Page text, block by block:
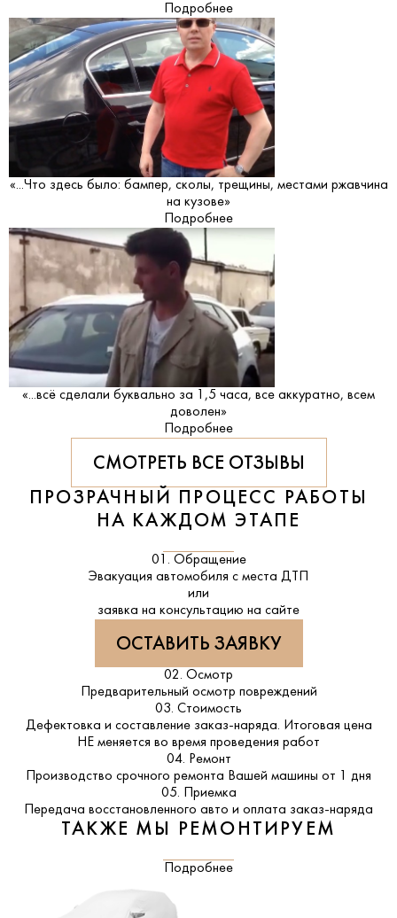
Подробнее
«...Что здесь было: бампер, сколы, трещины, местами ржавчина
на кузове»
Подробнее
«...всё сделали буквально за 1,5 часа, все аккуратно, всем
доволен»
Подробнее
СМОТРЕТЬ ВСЕ ОТЗЫВЫ
ПРОЗРАЧНЫЙ ПРОЦЕСС РАБОТЫ
НА КАЖДОМ ЭТАПЕ
01. Обращение
Эвакуация автомобиля с места ДТП
или
заявка на консультацию на сайте
ОСТАВИТЬ ЗАЯВКУ
02. Осмотр
Предварительный осмотр повреждений
03. Стоимость
Дефектовка и составление заказ-наряда. Итоговая цена
НЕ меняется во время проведения работ
04. Ремонт
Производство срочного ремонта Вашей машины от 1 дня
05. Приемка
Передача восстановленного авто и оплата заказ-наряда
ТАКЖЕ МЫ РЕМОНТИРУЕМ
Подробнее